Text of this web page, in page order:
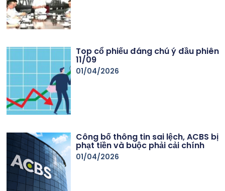
Top cổ phiếu đáng chú ý đầu phiên
11/09
01/04/2026
Công bố thông tin sai lệch, ACBS bị
phạt tiền và buộc phải cải chính
01/04/2026